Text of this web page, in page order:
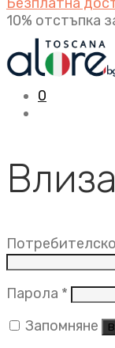
10% отстъпка
0
Парола *
Запомняне